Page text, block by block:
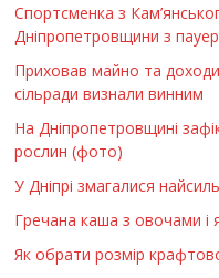
Спортсменка з
Дніпропетровщини з
Приховав майно та
сільради визнали винним
На Дніпропетровщині
рослин (фото)
У Дніпрі змагалися
Гречана каша з овочами і
Як обрати розмір